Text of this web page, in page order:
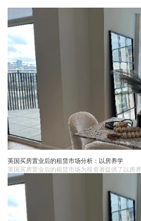
英国买房置业后的租赁市场分析：以房养学